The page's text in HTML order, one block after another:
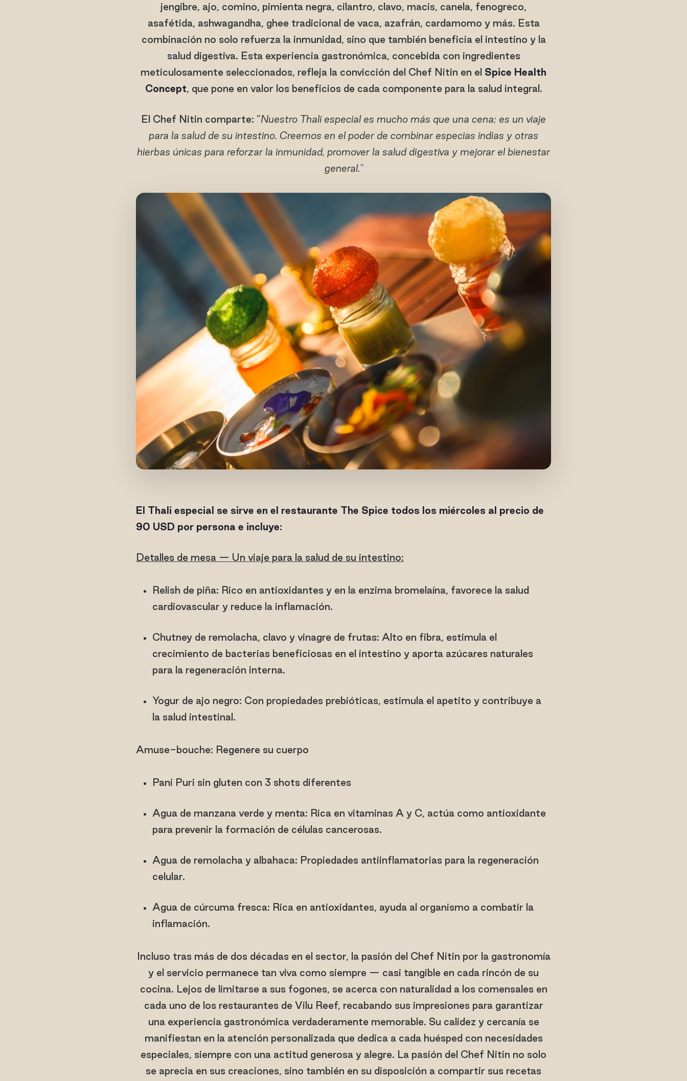
jengibre, ajo, comino, pimienta negra, cilantro, clavo, macis, canela, fenogreco,
asafétida, ashwagandha, ghee tradicional de vaca, azafrán, cardamomo y más. Esta
combinación no solo refuerza la inmunidad, sino que también beneficia el intestino y la
salud digestiva. Esta experiencia gastronómica, concebida con ingredientes
meticulosamente seleccionados, refleja la convicción del Chef Nitin en el Spice Health
Concept, que pone en valor los beneficios de cada componente para la salud integral.
El Chef Nitin comparte: "Nuestro Thali especial es mucho más que una cena; es un viaje
para la salud de su intestino. Creemos en el poder de combinar especias indias y otras
hierbas únicas para reforzar la inmunidad, promover la salud digestiva y mejorar el bienestar
general."
El Thali especial se sirve en el restaurante The Spice todos los miércoles al precio de
90 USD por persona e incluye:
Detalles de mesa — Un viaje para la salud de su intestino:
Relish de piña: Rico en antioxidantes y en la enzima bromelaína, favorece la salud
cardiovascular y reduce la inflamación.
Chutney de remolacha, clavo y vinagre de frutas: Alto en fibra, estimula el
crecimiento de bacterias beneficiosas en el intestino y aporta azúcares naturales
para la regeneración interna.
Yogur de ajo negro: Con propiedades prebióticas, estimula el apetito y contribuye a
la salud intestinal.
Amuse-bouche: Regenere su cuerpo
Pani Puri sin gluten con 3 shots diferentes
Agua de manzana verde y menta: Rica en vitaminas A y C, actúa como antioxidante
para prevenir la formación de células cancerosas.
Agua de remolacha y albahaca: Propiedades antiinflamatorias para la regeneración
celular.
Agua de cúrcuma fresca: Rica en antioxidantes, ayuda al organismo a combatir la
inflamación.
Incluso tras más de dos décadas en el sector, la pasión del Chef Nitin por la gastronomía
y el servicio permanece tan viva como siempre — casi tangible en cada rincón de su
cocina. Lejos de limitarse a sus fogones, se acerca con naturalidad a los comensales en
cada uno de los restaurantes de Vilu Reef, recabando sus impresiones para garantizar
una experiencia gastronómica verdaderamente memorable. Su calidez y cercanía se
manifiestan en la atención personalizada que dedica a cada huésped con necesidades
especiales, siempre con una actitud generosa y alegre. La pasión del Chef Nitin no solo
se aprecia en sus creaciones, sino también en su disposición a compartir sus recetas